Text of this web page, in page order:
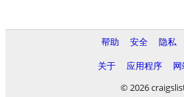
帮助 安全 隐私
关于
应用程序
© 2026